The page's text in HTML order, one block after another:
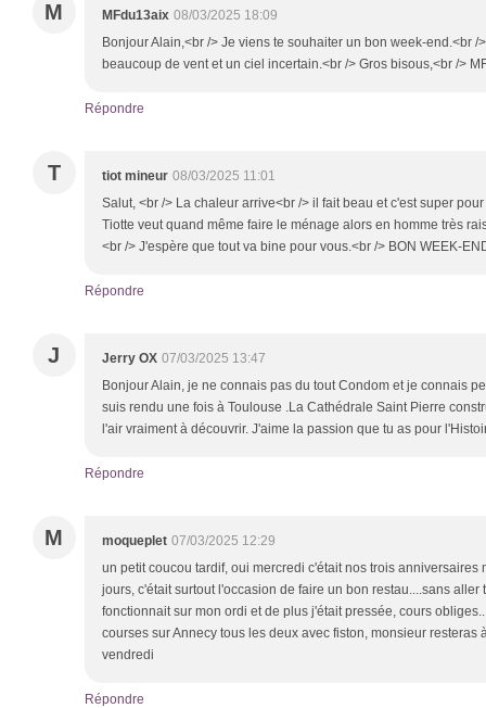
M MFdu13aix 08/03/2025 18:09
Bonjour Alain,<br /> Je viens te souhaiter un bon week-end.<br /
beaucoup de vent et un ciel incertain.<br /> Gros bisous,<br />
Répondre
T tiot mineur 08/03/2025 11:01
Salut, <br /> La chaleur arrive<br /> il fait beau et c'est super
Tiotte veut quand même faire le ménage alors en homme très
<br /> J'espère que tout va bine pour vous.<br /> BON WEEK-
Répondre
J Jerry OX 07/03/2025 13:47
Bonjour Alain, je ne connais pas du tout Condom et je connais
suis rendu une fois à Toulouse .La Cathédrale Saint Pierre
l'air vraiment à découvrir. J'aime la passion que tu as pour
Répondre
M moqueplet 07/03/2025 12:29
un petit coucou tardif, oui mercredi c'était nos trois
jours, c'était surtout l'occasion de faire un bon restau....sans aller
fonctionnait sur mon ordi et de plus j'était pressée, cours
courses sur Annecy tous les deux avec fiston, monsieur resteras
vendredi
Répondre